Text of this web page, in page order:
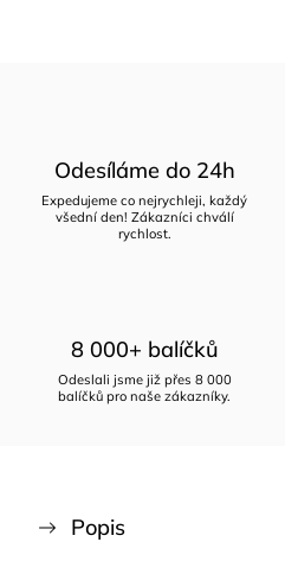
Odesíláme do 24h
Expedujeme co nejrychleji, každý
všední den! Zákazníci chválí
rychlost.
8 000+ balíčků
Odeslali jsme již přes 8 000
balíčků pro naše zákazníky.
Popis